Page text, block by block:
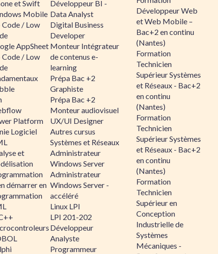
et Swift
Mobile
/ Low
AppSheet
/ Low
Platform
Logiciel
et
démarrer en
Développeur BI -
Data Analyst
Digital Business
Developer
Monteur Intégrateur
de contenus e-
learning
Prépa Bac +2
Graphiste
Prépa Bac +2
Monteur audiovisuel
UX/UI Designer
Autres cursus
Systèmes et Réseaux
Administrateur
Windows Server
Administrateur
Windows Server -
accéléré
Linux LPI
LPI 201-202
Développeur
Analyste
Programmeur
Développeur Web
et Web Mobile –
Bac+2 en continu
(Nantes)
Formation
Technicien
Supérieur Systèmes
et Réseaux - Bac+2
en continu
(Nantes)
Formation
Technicien
Supérieur Systèmes
et Réseaux - Bac+2
en continu
(Nantes)
Formation
Technicien
Supérieur en
Conception
Industrielle de
Systèmes
Mécaniques -